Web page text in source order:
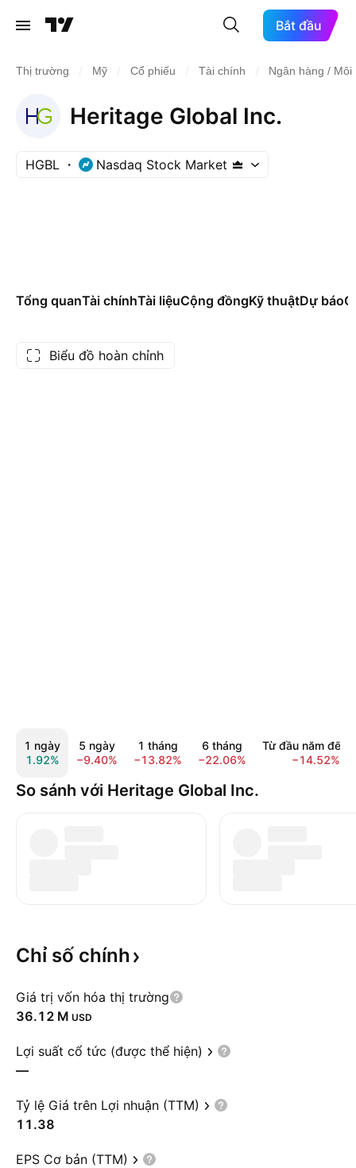
Bắt đầu
Thị trường Mỹ Cổ phiếu Tài chính Ngân hàng /
Heritage Global Inc.
HGBL Nasdaq Stock Market
Tổng quanTài chínhTài liệuCộng đồngKỹ thuậtDự báo
Biểu đồ hoàn chỉnh
1 ngày
1.92%
5 ngày
−9.40%
1 tháng
−13.82%
6 tháng
−22.06%
Từ đầu năm đến
−14.52%
So sánh với Heritage Global Inc.
Chỉ số chính
Giá trị vốn hóa thị trường
‪36.12 M‬ USD
Lợi suất cổ tức (được thể hiện)
—
Tỷ lệ Giá trên Lợi nhuận (TTM)
11.38
EPS Cơ bản (TTM)